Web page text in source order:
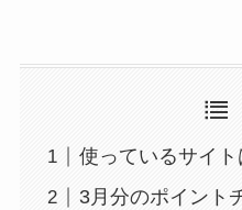
使っているサイト
3月分のポイント